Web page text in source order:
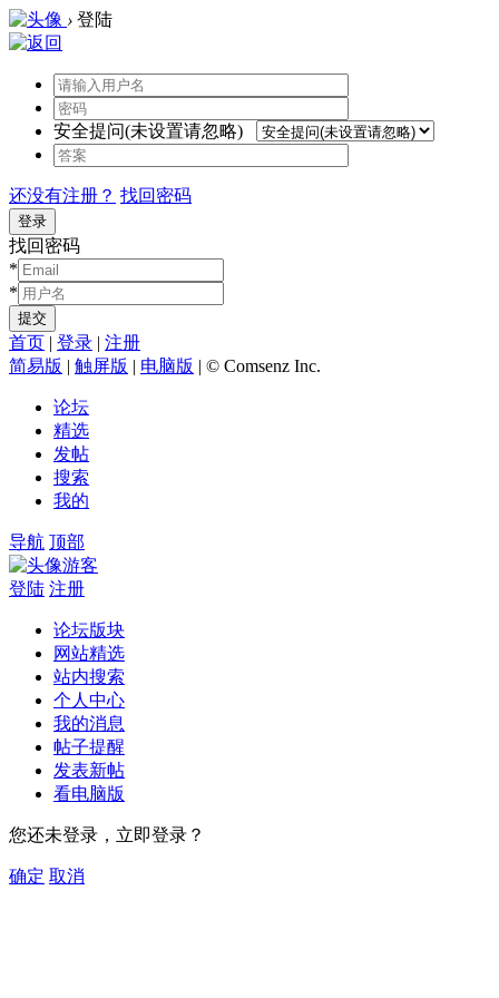
› 登陆
安全提问(未设置请忽略)
还没有注册？ 找回密码
登录
找回密码
*
*
提交
首页 | 登录 | 注册
简易版 | 触屏版 | 电脑版 | © Comsenz Inc.
论坛
精选
发帖
搜索
我的
导航 顶部
游客
登陆 注册
论坛版块
网站精选
站内搜索
个人中心
我的消息
帖子提醒
发表新帖
看电脑版
您还未登录，立即登录？
确定 取消